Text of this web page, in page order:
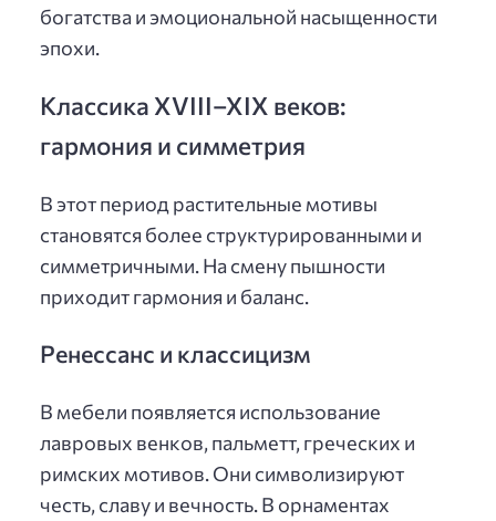
богатства и эмоциональной насыщенности
эпохи.
Классика XVIII–XIX веков:
гармония и симметрия
В этот период растительные мотивы
становятся более структурированными и
симметричными. На смену пышности
приходит гармония и баланс.
Ренессанс и классицизм
В мебели появляется использование
лавровых венков, пальметт, греческих и
римских мотивов. Они символизируют
честь, славу и вечность. В орнаментах